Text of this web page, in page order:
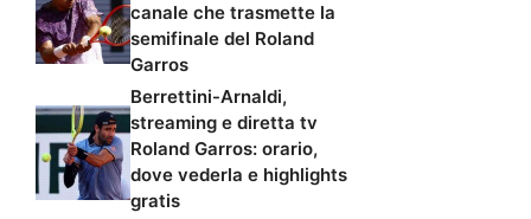
canale che trasmette la
semifinale del Roland
Garros
Berrettini-Arnaldi,
streaming e diretta tv
Roland Garros: orario,
dove vederla e highlights
gratis